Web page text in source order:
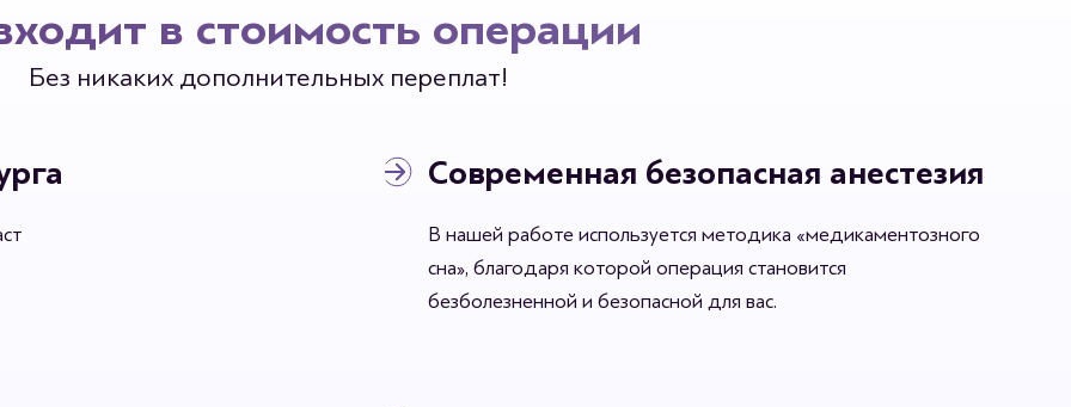
в стоимость операции
Без никаких дополнительных переплат!
Современная безопасная анестезия
В нашей работе используется методика «медикаментозного
сна», благодаря которой операция становится
безболезненной и безопасной для вас.